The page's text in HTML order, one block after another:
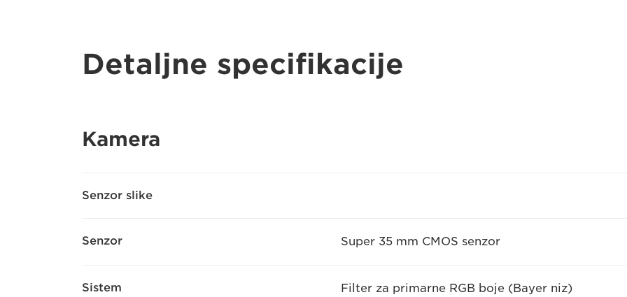
Detaljne specifikacije
Kamera
Senzor slike
Senzor Super 35 mm CMOS senzor
Sistem Filter za primarne RGB boje (Bayer niz)